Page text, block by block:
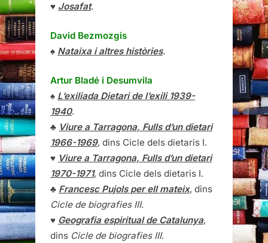
♥ Josafat.
David Bezmozgis
♠ Nataixa i altres històries.
Artur Bladé i Desumvila
♠ L’exiliada Dietari de l’exili 1939-
1940.
♣ Viure a Tarragona, Fulls d’un dietari
1966-1969, dins Cicle dels dietaris I.
♥ Viure a Tarragona, Fulls d’un dietari
1970-1971, dins Cicle dels dietaris I.
♣ Francesc Pujols per ell mateix, dins
Cicle de biografies III.
♥ Geografia espiritual de Catalunya,
dins Cicle de biografies III.